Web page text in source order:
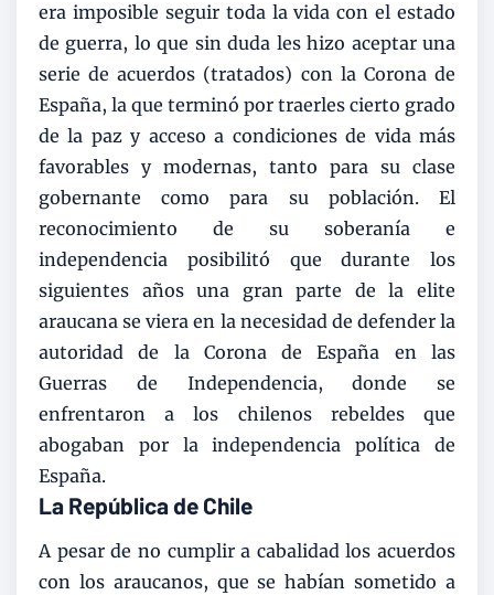
era imposible seguir toda la vida con el estado
de guerra, lo que sin duda les hizo aceptar una
serie de acuerdos (tratados) con la Corona de
España, la que terminó por traerles cierto grado
de la paz y acceso a condiciones de vida más
favorables y modernas, tanto para su clase
gobernante como para su población. El
reconocimiento de su soberanía e
independencia posibilitó que durante los
siguientes años una gran parte de la elite
araucana se viera en la necesidad de defender la
autoridad de la Corona de España en las
Guerras de Independencia, donde se
enfrentaron a los chilenos rebeldes que
abogaban por la independencia política de
España.
La República de Chile
A pesar de no cumplir a cabalidad los acuerdos
con los araucanos, que se habían sometido a